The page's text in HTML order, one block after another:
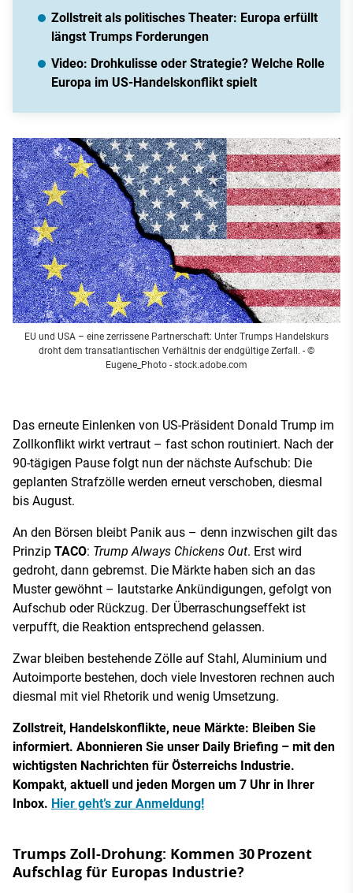
Zollstreit als politisches Theater: Europa erfüllt
längst Trumps Forderungen
Video: Drohkulisse oder Strategie? Welche Rolle
Europa im US-Handelskonflikt spielt
EU und USA – eine zerrissene Partnerschaft: Unter Trumps Handelskurs
droht dem transatlantischen Verhältnis der endgültige Zerfall. - ©
Eugene_Photo - stock.adobe.com
Das erneute Einlenken von US-Präsident Donald Trump im
Zollkonflikt wirkt vertraut – fast schon routiniert. Nach der
90-tägigen Pause folgt nun der nächste Aufschub: Die
geplanten Strafzölle werden erneut verschoben, diesmal
bis August.
An den Börsen bleibt Panik aus – denn inzwischen gilt das
Prinzip TACO: Trump Always Chickens Out. Erst wird
gedroht, dann gebremst. Die Märkte haben sich an das
Muster gewöhnt – lautstarke Ankündigungen, gefolgt von
Aufschub oder Rückzug. Der Überraschungseffekt ist
verpufft, die Reaktion entsprechend gelassen.
Zwar bleiben bestehende Zölle auf Stahl, Aluminium und
Autoimporte bestehen, doch viele Investoren rechnen auch
diesmal mit viel Rhetorik und wenig Umsetzung.
Zollstreit, Handelskonflikte, neue Märkte: Bleiben Sie
informiert. Abonnieren Sie unser Daily Briefing – mit den
wichtigsten Nachrichten für Österreichs Industrie.
Kompakt, aktuell und jeden Morgen um 7 Uhr in Ihrer
Inbox. Hier geht’s zur Anmeldung!
Trumps Zoll-Drohung: Kommen 30 Prozent
Aufschlag für Europas Industrie?